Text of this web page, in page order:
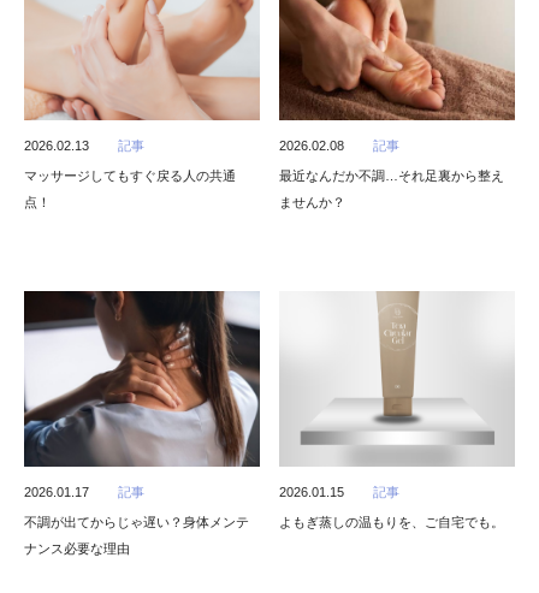
2026.02.13 記事
マッサージしてもすぐ戻る人の共通
点！
2026.02.08 記事
最近なんだか不調…それ足裏から整え
ませんか？
2026.01.17 記事
不調が出てからじゃ遅い？身体メンテ
ナンス必要な理由
2026.01.15 記事
よもぎ蒸しの温もりを、ご自宅でも。